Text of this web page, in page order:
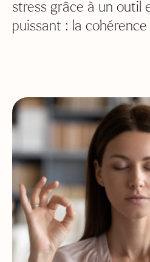
stress grâce à un outil
puissant : la